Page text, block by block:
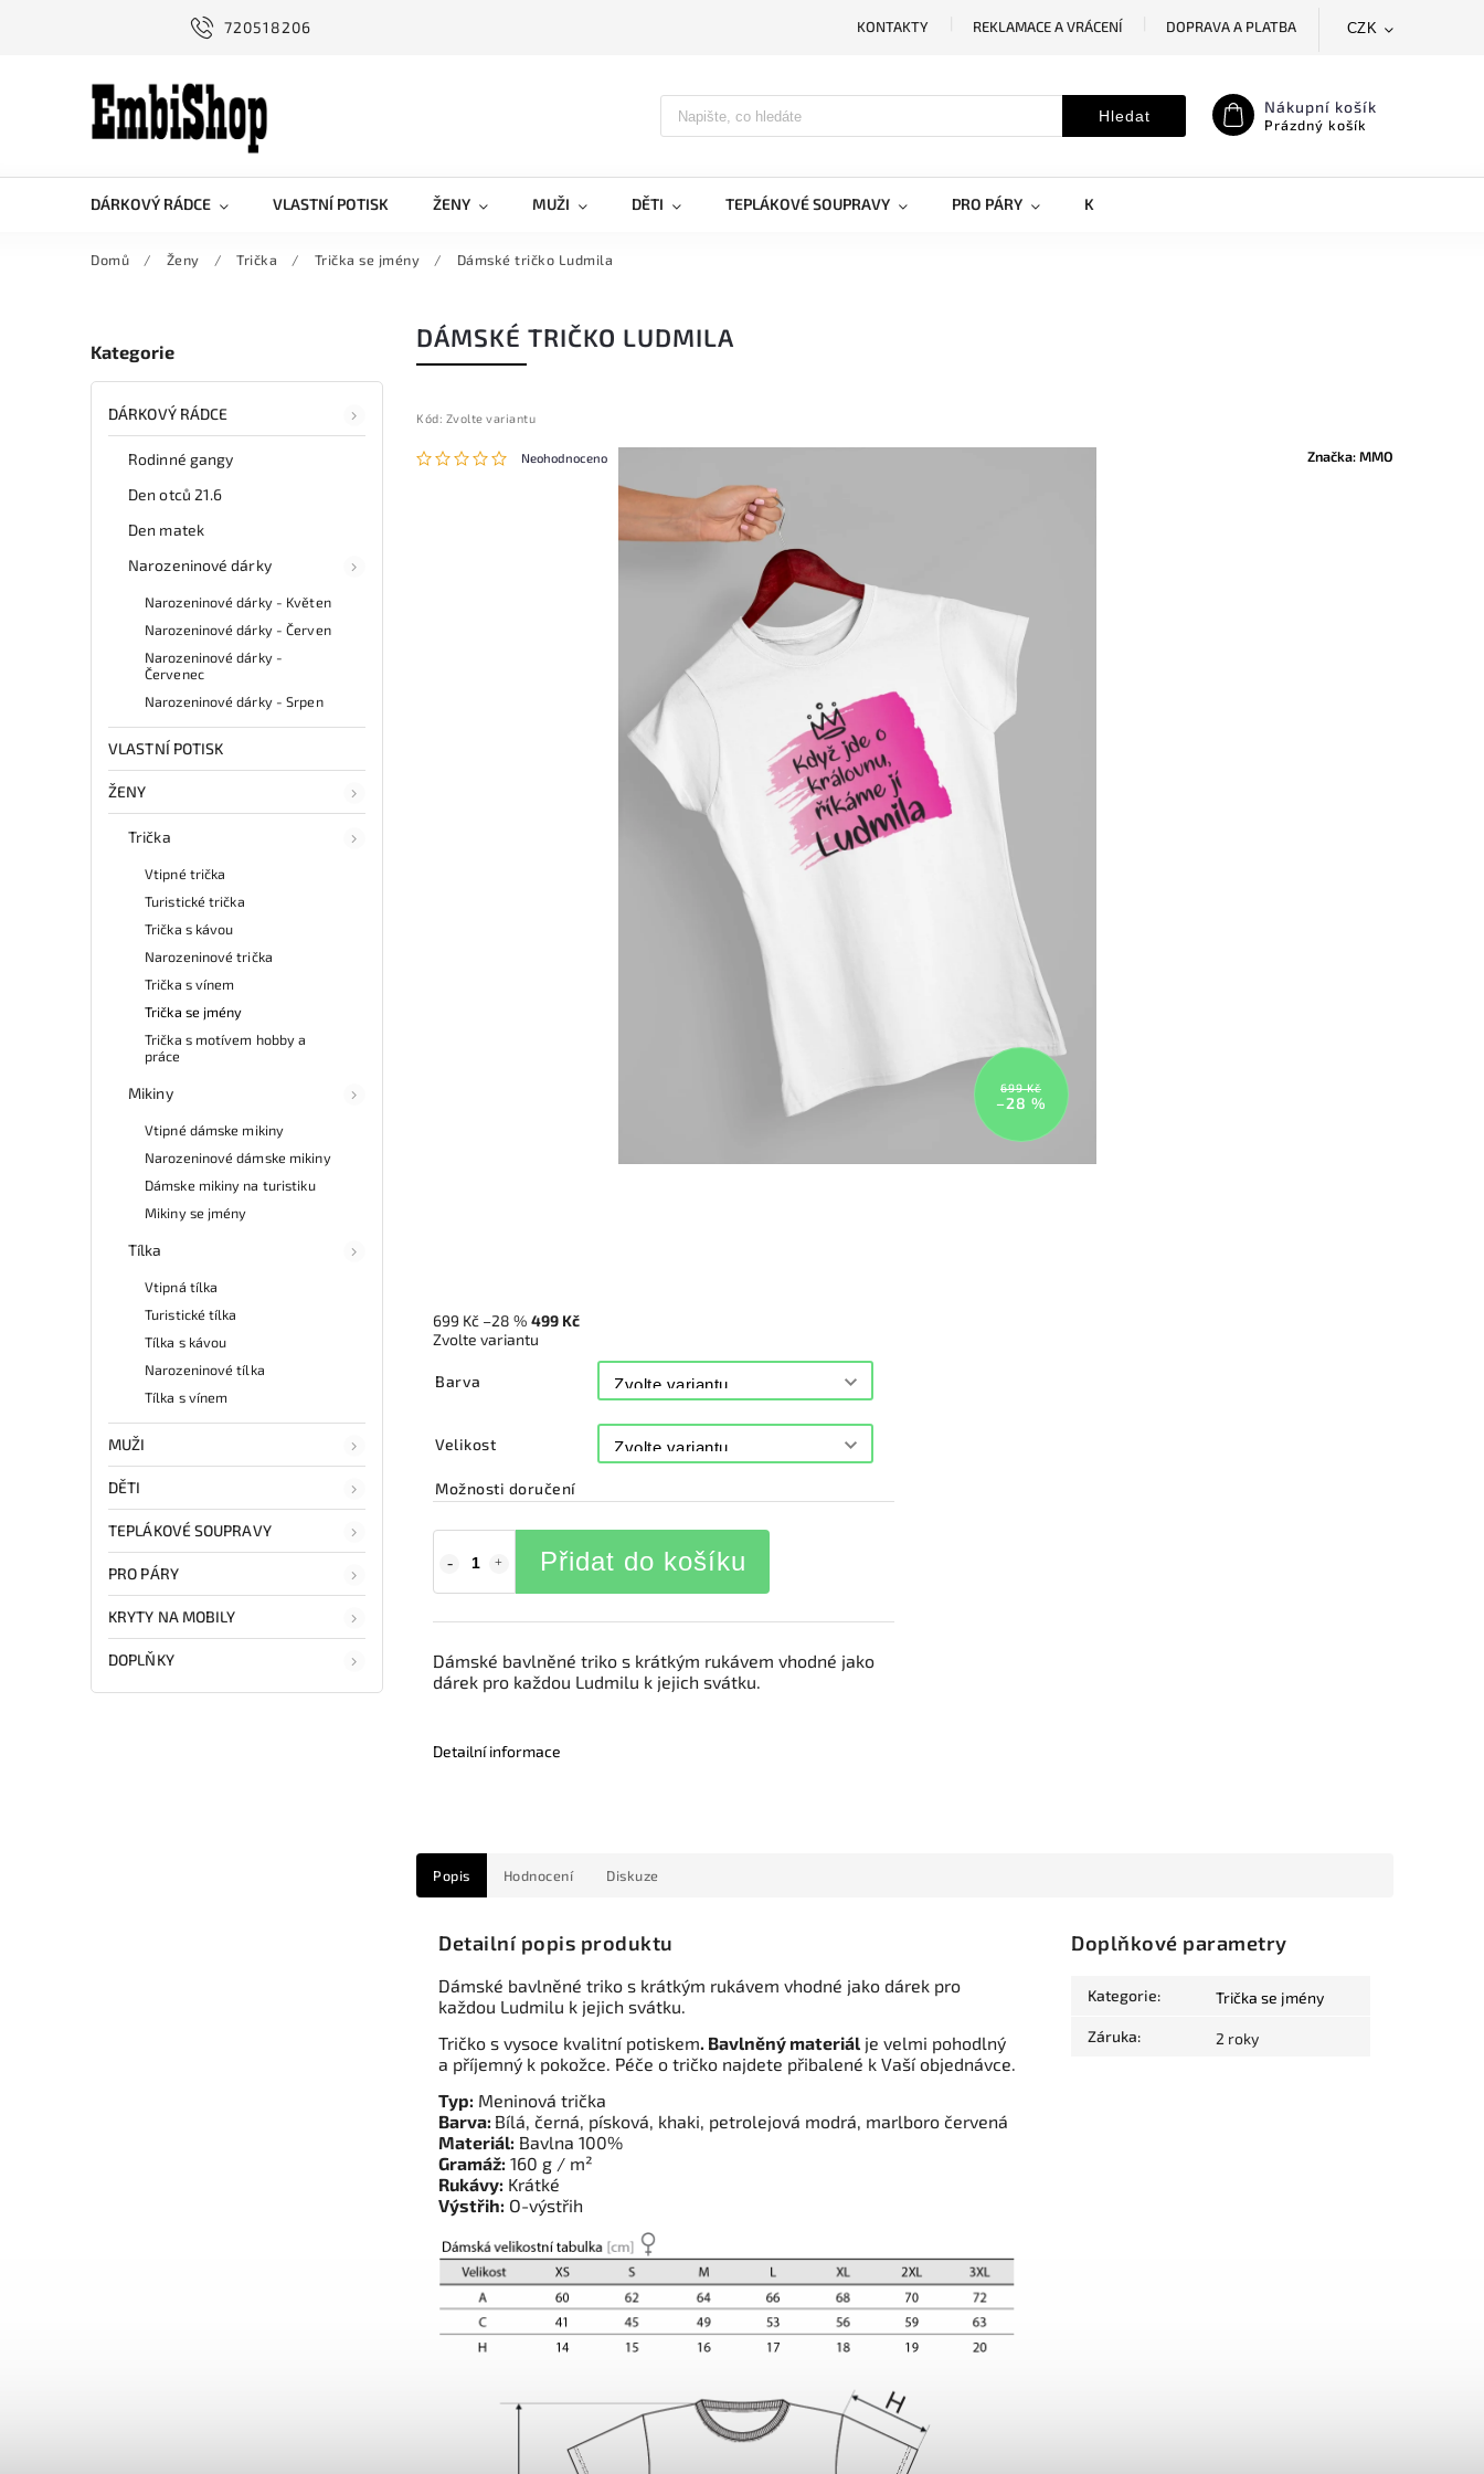
720518206 KONTAKTY REKLAMACE A VRÁCENÍ
DOPRAVA A PLATBA
CZK
Hledat Nákupní košík
Prázdný košík
DÁRKOVÝ RÁDCE VLASTNÍ POTISK ŽENY MUŽI DĚTI TEPLÁKOVÉ SOUPRAVY PRO PÁRY KRYTY NA MOBILY
Domů / Ženy / Trička / Trička se jmény / Dámské tričko Ludmila
Kategorie
DÁRKOVÝ RÁDCE
Rodinné gangy
Den otců 21.6
Den matek
Narozeninové dárky
Narozeninové dárky - Květen
Narozeninové dárky - Červen
Narozeninové dárky -
Červenec
Narozeninové dárky - Srpen
VLASTNÍ POTISK
ŽENY
Trička
Vtipné trička
Turistické trička
Trička s kávou
Narozeninové trička
Trička s vínem
Trička se jmény
Trička s motívem hobby a
práce
Mikiny
Vtipné dámske mikiny
Narozeninové dámske mikiny
Dámske mikiny na turistiku
Mikiny se jmény
Tílka
Vtipná tílka
Turistické tílka
Tílka s kávou
Narozeninové tílka
Tílka s vínem
MUŽI
DĚTI
TEPLÁKOVÉ SOUPRAVY
PRO PÁRY
KRYTY NA MOBILY
DOPLŇKY
DÁMSKÉ TRIČKO LUDMILA
Kód: Zvolte variantu
Neohodnoceno Značka:MMO
699 Kč
–28 %
699 Kč –28 % 499 Kč
Zvolte variantu
Barva
Velikost
Možnosti doručení
Přidat do košíku
Dámské bavlněné triko s krátkým rukávem vhodné jako
dárek pro každou Ludmilu k jejich svátku.
Detailní informace
Popis Hodnocení Diskuze
Detailní popis produktu
Dámské bavlněné triko s krátkým rukávem vhodné jako dárek pro
každou Ludmilu k jejich svátku.
Tričko s vysoce kvalitní potiskem. Bavlněný materiál je velmi pohodlný
a příjemný k pokožce. Péče o tričko najdete přibalené k Vaší objednávce.
Typ: Meninová trička
Barva: Bílá, černá, písková, khaki, petrolejová modrá, marlboro červená
Materiál: Bavlna 100%
Gramáž: 160 g / m²
Rukávy: Krátké
Výstřih: O-výstřih
Doplňkové parametry
Kategorie: Trička se jmény
Záruka: 2 roky